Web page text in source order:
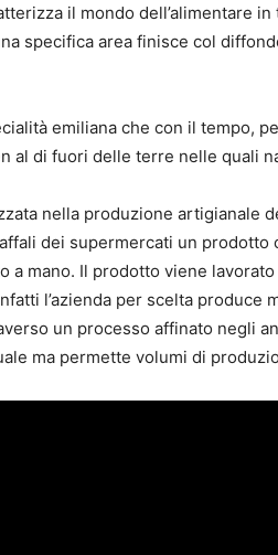
il mondo dell’alimentare
specifica area finisce col
emiliana che con il tempo,
al di fuori delle terre nelle quali
nella produzione artigianale
dei supermercati un prodotto
mano. Il prodotto viene lavorato
l’azienda per scelta produce
un processo affinato negli
ma permette volumi di